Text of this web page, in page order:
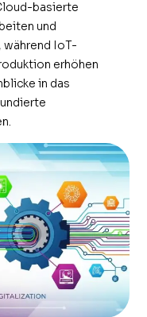
basierte
und
IoT-
erhöhen
in das